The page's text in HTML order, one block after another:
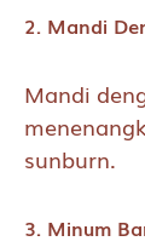
2. Mandi
Mandi
sunburn.
3. Minum